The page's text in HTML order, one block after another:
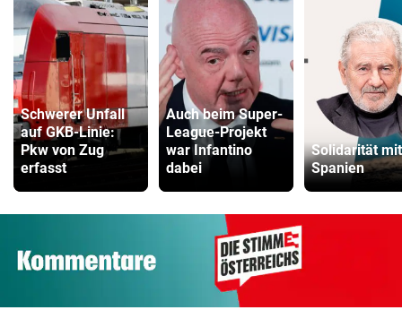
Schwerer Unfall
auf GKB-Linie:
Pkw von Zug
erfasst
Auch beim Super-
League-Projekt
war Infantino
dabei
Solidarität mit
Spanien